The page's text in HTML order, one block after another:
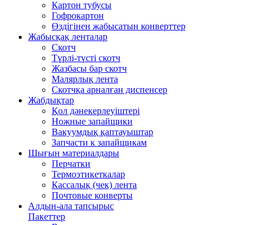
Картон тубусы
Гофрокартон
Өздігінен жабысатын конверттер
Жабысқақ ленталар
Скотч
Түрлі-түсті скотч
Жазбасы бар скотч
Малярлық лента
Скотчқа арналған диспенсер
Жабдықтар
Қол дәнекерлеуіштері
Ножные запайщики
Вакуумдық қаптауыштар
Запчасти к запайщикам
Шығын материалдары
Перчатки
Термоэтикеткалар
Кассалық (чек) лента
Почтовые конверты
Алдын-ала тапсырыс
Пакеттер